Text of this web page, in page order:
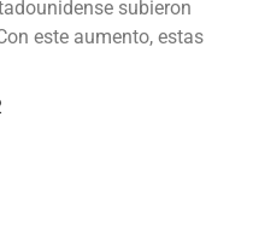
subieron
este aumento, estas